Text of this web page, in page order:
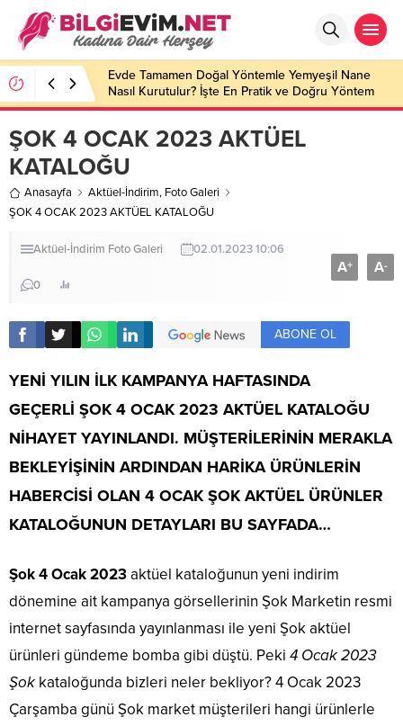
Evde Tamamen Doğal Yöntemle Yemyeşil Nane
Nasıl Kurutulur? İşte En Pratik ve Doğru Yöntem
ŞOK 4 OCAK 2023 AKTÜEL
KATALOĞU
Anasayfa Aktüel-İndirim, Foto Galeri
ŞOK 4 OCAK 2023 AKTÜEL KATALOĞU
Aktüel-İndirim Foto Galeri 02.01.2023 10:06
0
A+ A-
ABONE OL
YENİ YILIN İLK KAMPANYA HAFTASINDA
GEÇERLİ ŞOK 4 OCAK 2023 AKTÜEL KATALOĞU
NİHAYET YAYINLANDI. MÜŞTERİLERİNİN MERAKLA
BEKLEYİŞİNİN ARDINDAN HARİKA ÜRÜNLERİN
HABERCİSİ OLAN 4 OCAK ŞOK AKTÜEL ÜRÜNLER
KATALOĞUNUN DETAYLARI BU SAYFADA…
Şok 4 Ocak 2023aktüel kataloğunun yeni indirim
dönemine ait kampanya görsellerinin Şok Marketin resmi
internet sayfasında yayınlanması ile yeni Şok aktüel
ürünleri gündeme bomba gibi düştü. Peki 4 Ocak 2023
Şok kataloğunda bizleri neler bekliyor? 4 Ocak 2023
Çarşamba günü Şok market müşterileri hangi ürünlerle